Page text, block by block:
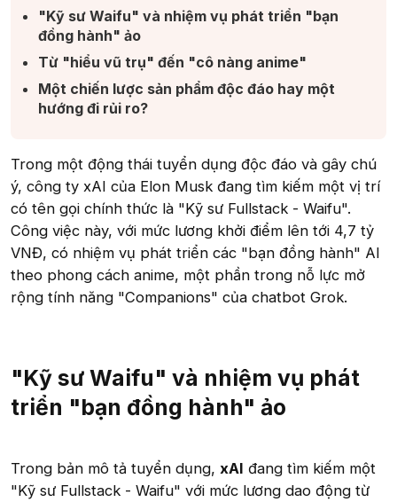
"Kỹ sư Waifu" và nhiệm vụ phát triển "bạn
đồng hành" ảo​
Từ "hiểu vũ trụ" đến "cô nàng anime"​
Một chiến lược sản phẩm độc đáo hay một
hướng đi rủi ro?​
Trong một động thái tuyển dụng độc đáo và gây chú
ý, công ty xAI của Elon Musk đang tìm kiếm một vị trí
có tên gọi chính thức là "Kỹ sư Fullstack - Waifu".
Công việc này, với mức lương khởi điểm lên tới 4,7 tỷ
VNĐ, có nhiệm vụ phát triển các "bạn đồng hành" AI
theo phong cách anime, một phần trong nỗ lực mở
rộng tính năng "Companions" của chatbot Grok.
"Kỹ sư Waifu" và nhiệm vụ phát
triển "bạn đồng hành" ảo
Trong bản mô tả tuyển dụng, xAI đang tìm kiếm một
"Kỹ sư Fullstack - Waifu" với mức lương dao động từ